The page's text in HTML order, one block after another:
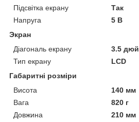
Підсвітка екрану
Так
Напруга
5 В
Экран
Діагональ екрану
3.5
Тип екрану
LCD
Габаритні розміри
Висота
140 мм
Вага
820 г
Довжина
210 мм